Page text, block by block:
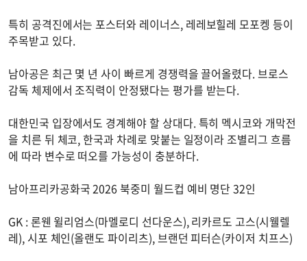
특히 공격진에서는 포스터와 레이너스, 레레보힐레 모포켕 등이
주목받고 있다.
남아공은 최근 몇 년 사이 빠르게 경쟁력을 끌어올렸다. 브로스
감독 체제에서 조직력이 안정됐다는 평가를 받는다.
대한민국 입장에서도 경계해야 할 상대다. 특히 멕시코와 개막전
을 치른 뒤 체코, 한국과 차례로 맞붙는 일정이라 조별리그 흐름
에 따라 변수로 떠오를 가능성이 충분하다.
남아프리카공화국 2026 북중미 월드컵 예비 명단 32인
GK : 론웬 윌리엄스(마멜로디 선다운스), 리카르도 고스(시웰렐
레), 시포 체인(올랜도 파이리츠), 브랜던 피터슨(카이저 치프스)